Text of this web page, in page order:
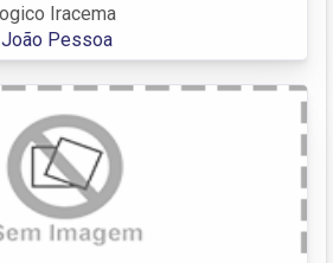
Iracema
Pessoa